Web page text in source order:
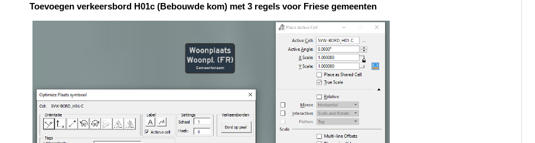
Toevoegen verkeersbord H01c (Bebouwde kom) met 3 regels voor Friese gemeenten